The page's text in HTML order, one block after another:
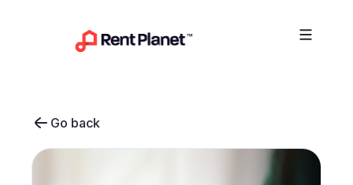
Go back